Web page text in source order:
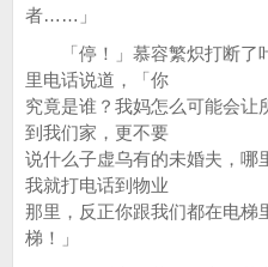
者……」
「停！」慕容繁炽打断了
里电话说道，「你
究竟是谁？我妈怎么可能会让
到我们家，更不要
说什么子虚乌有的未婚夫，哪
我就打电话到物业
那里，反正你跟我们都在电梯
梯！」